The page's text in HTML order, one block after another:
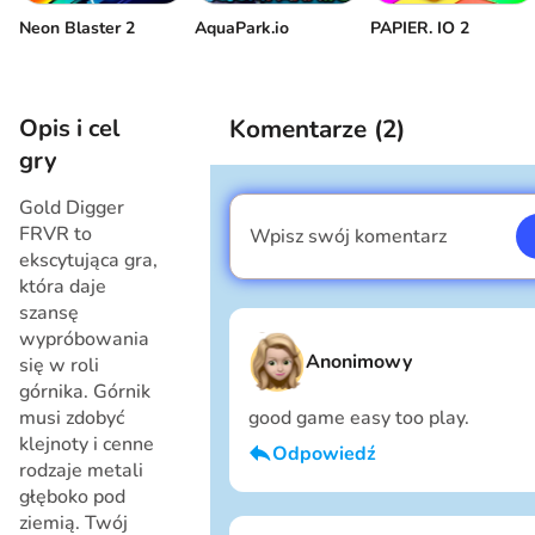
Neon Blaster 2 AquaPark.io PAPIER. IO 2
Opis i cel
gry
Gold Digger
FRVR to
ekscytująca gra,
która daje
szansę
wypróbowania
się w roli
górnika. Górnik
musi zdobyć
klejnoty i cenne
rodzaje metali
głęboko pod
ziemią. Twój
Komentarze (2)
Anonimowy
good game easy too play.
Odpowiedź
Jestem chłopcem
Wpisz swój komentarz
Jestem chłopcem
Anuluj